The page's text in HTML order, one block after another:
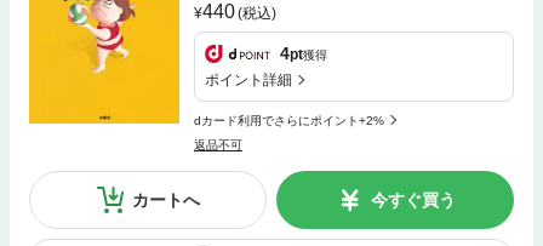
440(税込)
4pt獲得
ポイント詳細
dカード利用でさらにポイント+2%
返品不可
カートへ 今すぐ買う